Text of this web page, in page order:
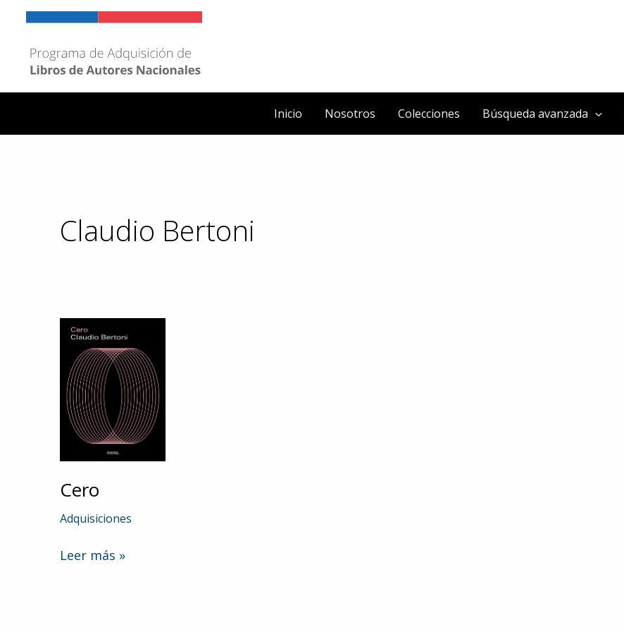
contenido
Inicio Nosotros Colecciones Búsqueda avanzada
Claudio Bertoni
Cero
Adquisiciones
Cero
Leer más »